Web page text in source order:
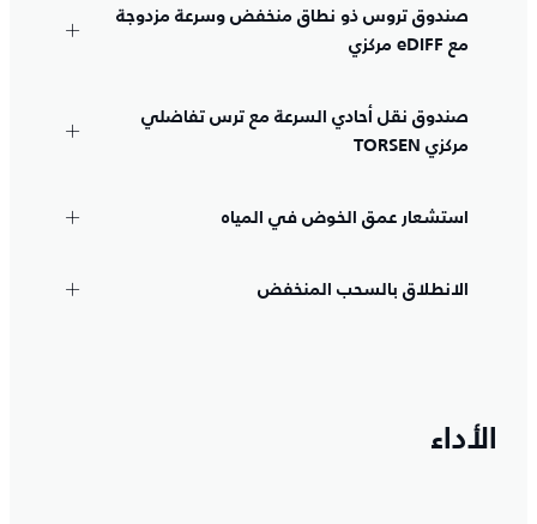
صندوق تروس ذو نطاق منخفض وسرعة مزدوجة
مع eDIFF مركزي
صندوق نقل أحادي السرعة مع ترس تفاضلي
مركزي TORSEN
استشعار عمق الخوض في المياه
الانطلاق بالسحب المنخفض
الأداء